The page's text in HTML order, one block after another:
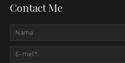
Contact Me